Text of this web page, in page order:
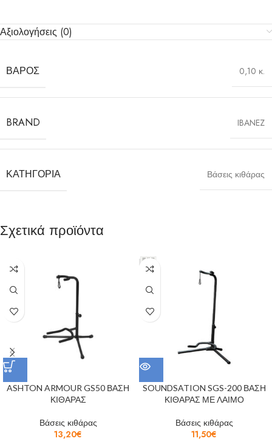
Αξιολογήσεις (0)
ΒΆΡΟΣ 0,10 κ.
BRAND IBANEZ
ΚΑΤΗΓΟΡΊΑ Βάσεις κιθάρας
Σχετικά προϊόντα
ASHTON ARMOUR GS50 ΒΑΣΗ
ΚΙΘΑΡΑΣ
Βάσεις κιθάρας
13,20€
SOUNDSATION SGS-200 ΒΑΣΗ
ΚΙΘΑΡΑΣ ΜΕ ΛΑΙΜΟ
Βάσεις κιθάρας
11,50€